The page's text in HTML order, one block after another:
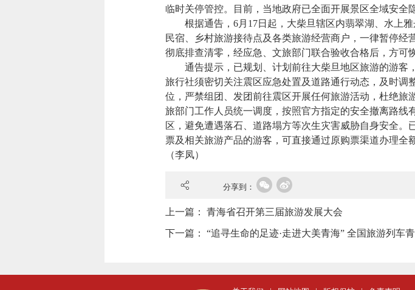
临时关停管控。目前，当地政府已全面开展景区全域安全
根据通告，6月17日起，大柴旦辖区内翡翠湖、水上雅
民宿、乡村旅游接待点及各类旅游经营商户，一律暂停
彻底排查清零，经应急、文旅部门联合验收合格后，方可
通告提示，已规划、计划前往大柴旦地区旅游的游客
旅行社须密切关注震区应急处置及道路通行动态，及时
位，严禁组团、发团前往震区开展任何旅游活动，杜绝
旅部门工作人员统一调度，按照官方指定的安全撤离路
区，避免遭遇落石、道路塌方等次生灾害威胁自身安全
票及相关旅游产品的游客，可直接通过原购票渠道办理全
（李凤）
分享到：
上一篇： 青海省召开第三届旅游发展大会
下一篇： “追寻生命的足迹·走进大美青海” 全国旅游列车